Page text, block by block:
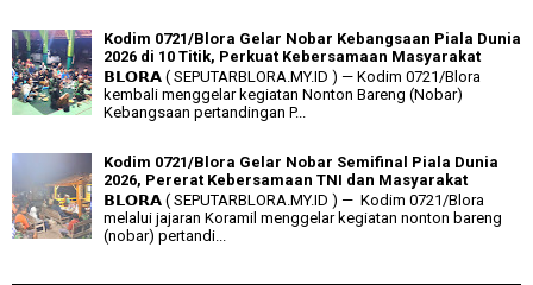
Kodim 0721/Blora Gelar Nobar Kebangsaan Piala Dunia
2026 di 10 Titik, Perkuat Kebersamaan Masyarakat
𝗕𝗟𝗢𝗥𝗔 ( SEPUTARBLORA.MY.ID ) — Kodim 0721/Blora
kembali menggelar kegiatan Nonton Bareng (Nobar)
Kebangsaan pertandingan P...
Kodim 0721/Blora Gelar Nobar Semifinal Piala Dunia
2026, Pererat Kebersamaan TNI dan Masyarakat
𝗕𝗟𝗢𝗥𝗔 ( SEPUTARBLORA.MY.ID ) — Kodim 0721/Blora
melalui jajaran Koramil menggelar kegiatan nonton bareng
(nobar) pertandi...